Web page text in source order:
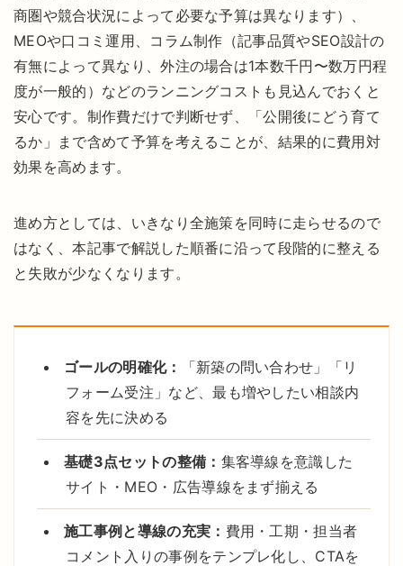
商圏や競合状況によって必要な予算は異なります）、
MEOや口コミ運用、コラム制作（記事品質やSEO設計の
有無によって異なり、外注の場合は1本数千円〜数万円程
度が一般的）などのランニングコストも見込んでおくと
安心です。制作費だけで判断せず、「公開後にどう育て
るか」まで含めて予算を考えることが、結果的に費用対
効果を高めます。
進め方としては、いきなり全施策を同時に走らせるので
はなく、本記事で解説した順番に沿って段階的に整える
と失敗が少なくなります。
ゴールの明確化：
「新築の問い合わせ」「リ
フォーム受注」など、最も増やしたい相談内
容を先に決める
基礎3点セットの整備： 集客導線を意識した
サイト・MEO・広告導線をまず揃える
施工事例と導線の充実： 費用・工期・担当者
コメント入りの事例をテンプレ化し、CTAを